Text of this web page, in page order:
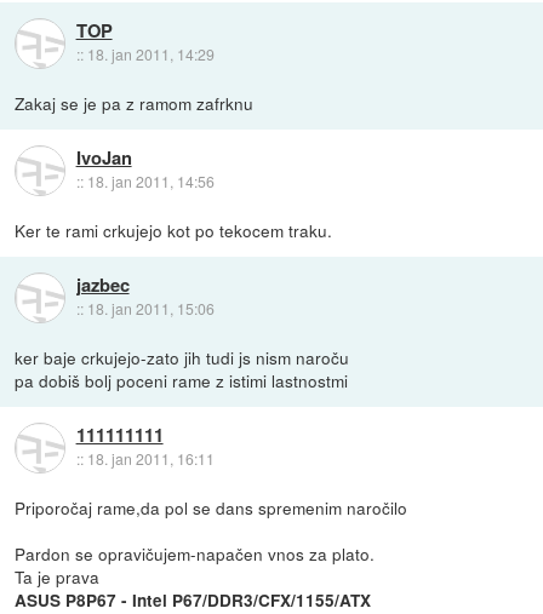
TOP
:: 18. jan 2011, 14:29
Zakaj se je pa z ramom zafrknu
IvoJan
:: 18. jan 2011, 14:56
Ker te rami crkujejo kot po tekocem traku.
jazbec
:: 18. jan 2011, 15:06
ker baje crkujejo-zato jih tudi js nism naroču
pa dobiš bolj poceni rame z istimi lastnostmi
111111111
:: 18. jan 2011, 16:11
Priporočaj rame,da pol se dans spremenim naročilo
Pardon se opravičujem-napačen vnos za plato.
Ta je prava
ASUS P8P67 - Intel P67/DDR3/CFX/1155/ATX